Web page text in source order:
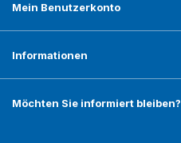
Mein Benutzerkonto
Informationen
Möchten Sie informiert bleiben?